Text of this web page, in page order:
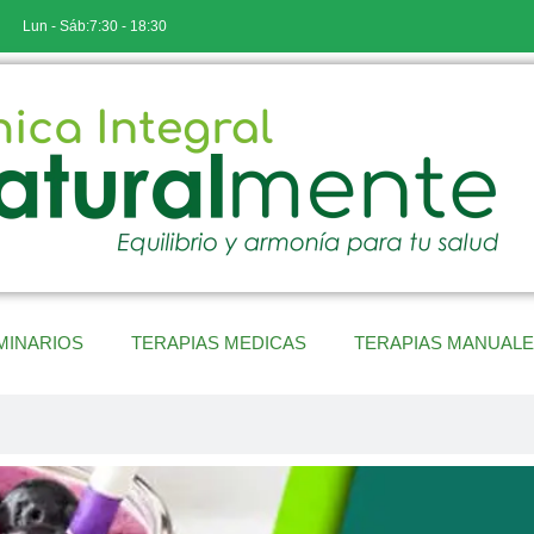
Lun - Sáb:7:30 - 18:30
TERAPIAS MEDICAS TERAPIAS